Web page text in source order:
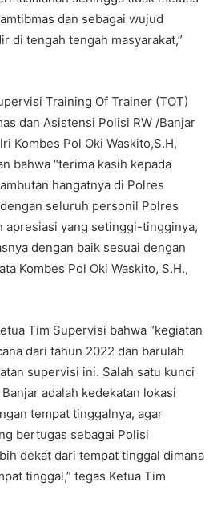
dan sebagai wujud
di tengah tengah masyarakat,”
Training Of Trainer (TOT)
dan Asistensi Polisi RW /Banjar
Kombes Pol Oki Waskito,S.H,
bahwa “terima kasih kepada
hangatnya di Polres
seluruh personil Polres
apresiasi yang setinggi-tingginya,
dengan baik sesuai dengan
Kombes Pol Oki Waskito, S.H.,
Tim Supervisi bahwa “kegiatan
dari tahun 2022 dan barulah
supervisi ini. Salah satu kunci
adalah kedekatan lokasi
tempat tinggalnya, agar
bertugas sebagai Polisi
dekat dari tempat tinggal dimana
tinggal,” tegas Ketua Tim